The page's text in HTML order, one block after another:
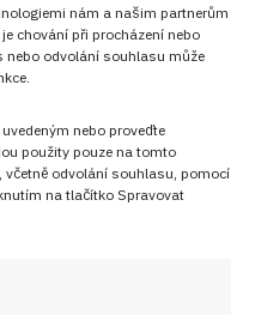
nám a našim partnerům
chování při procházení nebo
nebo odvolání souhlasu může
nebo proveďte
použity pouze na tomto
včetně odvolání souhlasu, pomocí
na tlačítko Spravovat